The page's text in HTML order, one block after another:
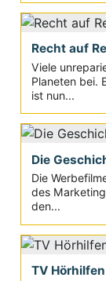
Recht auf
Viele
Planeten bei.
ist nun...
Die
Die
des
den...
TV